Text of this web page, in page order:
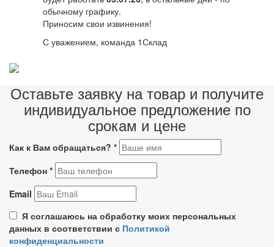
обычному графику.
Приносим свои извинения!
С уважением, команда 1Склад
Оставьте заявку на товар и получите
индивидуальное предложение по
срокам и цене
Как к Вам обращаться? *
Телефон *
Email
Я соглашаюсь на обработку моих персональных
данных в соответствии с Политикой
конфиденциальности